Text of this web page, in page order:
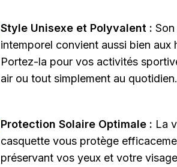
Style Unisexe et Polyvalent :
intemporel convient aussi bien aux
Portez-la pour vos activités
air ou tout simplement au quotidien.
Protection Solaire Optimale : La
casquette vous protège
préservant vos yeux et votre